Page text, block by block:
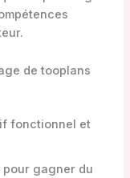
de tooplans
fonctionnel et
gagner du